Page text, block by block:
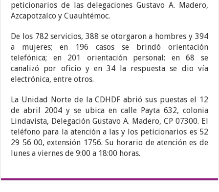
peticionarios de las delegaciones Gustavo A. Madero,
Azcapotzalco y Cuauhtémoc.
De los 782 servicios, 388 se otorgaron a hombres y 394
a mujeres; en 196 casos se brindó orientación
telefónica; en 201 orientación personal; en 68 se
canalizó por oficio y en 34 la respuesta se dio vía
electrónica, entre otros.
La Unidad Norte de la CDHDF abrió sus puestas el 12
de abril 2004 y se ubica en calle Payta 632, colonia
Lindavista, Delegación Gustavo A. Madero, CP 07300. El
teléfono para la atención a las y los peticionarios es 52
29 56 00, extensión 1756. Su horario de atención es de
lunes a viernes de 9:00 a 18:00 horas.